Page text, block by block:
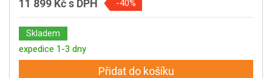
11 899 Kčs DPH -40%
Skladem
expedice 1-3 dny
Přidat do košíku